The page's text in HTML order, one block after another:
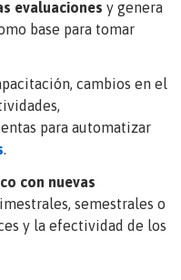
evaluaciones y genera
base para tomar
cambios en el
para automatizar
.
con nuevas
semestrales o
y la efectividad de los